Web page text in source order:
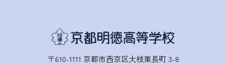
〒610-1111 京都市西京区大枝東長町 3-8